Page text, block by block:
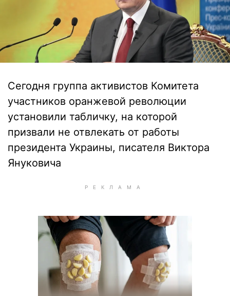
Сегодня группа активистов Комитета
участников оранжевой революции
установили табличку, на которой
призвали не отвлекать от работы
президента Украины, писателя Виктора
Януковича